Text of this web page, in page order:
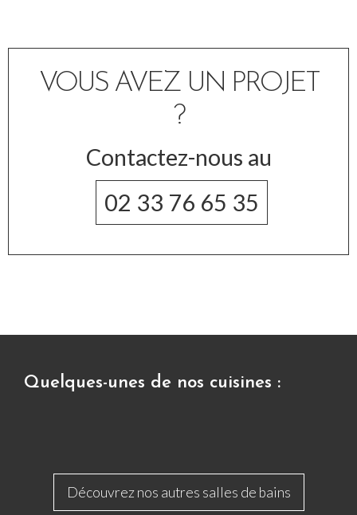
VOUS AVEZ UN PROJET
?
Contactez-nous au
02 33 76 65 35
Quelques-unes de nos cuisines :
Découvrez nos autres salles de bains